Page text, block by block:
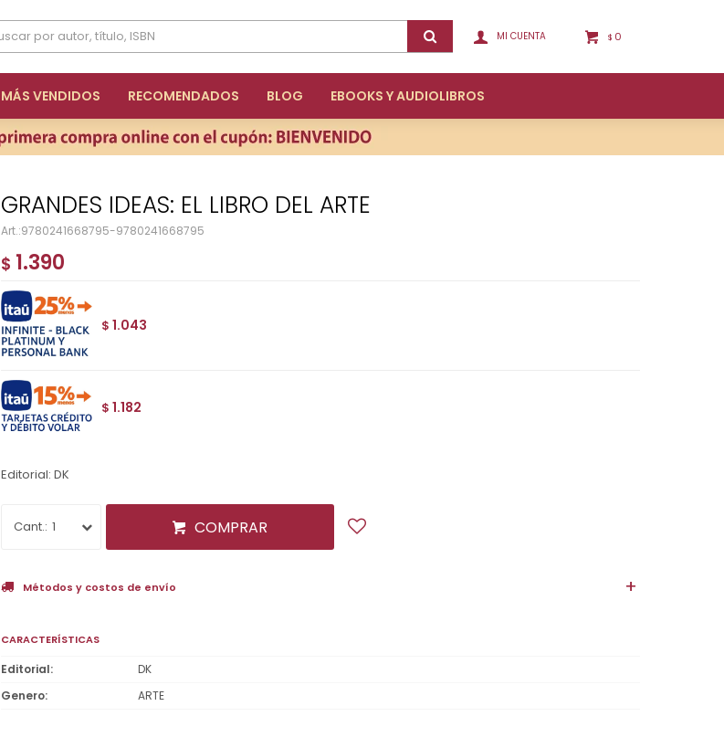
MÁS VENDIDOS RECOMENDADOS BLOG EBOOKS Y AUDIOLIBROS
$ 0
GRANDES IDEAS: EL LIBRO DEL ARTE
9780241668795-9780241668795
$ 1.390
$ 1.043
$ 1.182
Editorial: DK
1 COMPRAR
Métodos y costos de envío
CARACTERÍSTICAS
Editorial
DK
Genero
ARTE